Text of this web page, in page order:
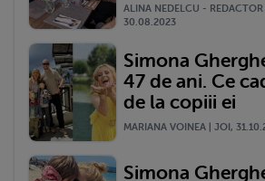
ALINA NEDELCU - REDACTOR
30.08.2023
Simona
47 de ani. Ce
de la copiii ei
MARIANA VOINEA | JOI,
Simona